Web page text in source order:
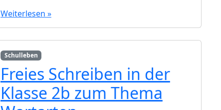
Weiterlesen »
Schulleben
Freies Schreiben in der
Klasse 2b zum Thema